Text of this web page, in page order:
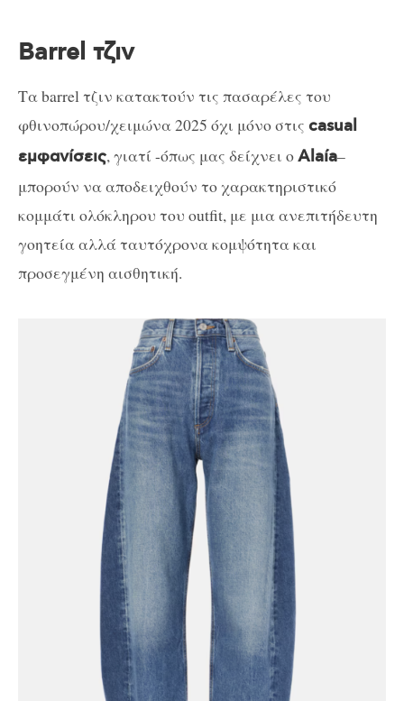
Barrel τζιν
Τα barrel τζιν κατακτούν τις πασαρέλες του
φθινοπώρου/χειμώνα 2025 όχι μόνο στις casual
εμφανίσεις, γιατί -όπως μας δείχνει οAlaía–
μπορούν να αποδειχθούν το χαρακτηριστικό
κομμάτι ολόκληρου του outfit, με μια ανεπιτήδευτη
γοητεία αλλά ταυτόχρονα κομψότητα και
προσεγμένη αισθητική.